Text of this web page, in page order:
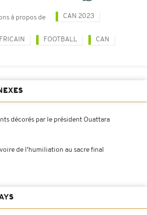
à propos de CAN 2023
FOOTBALL CAN
décorés par le président Ouattara
de l'humiliation au sacre final